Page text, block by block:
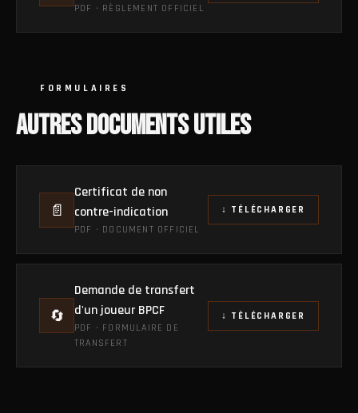
PDF · RÈGLEMENT OFFICIEL
FORMULAIRES
AUTRES DOCUMENTS UTILES
📄
Certificat de non
contre-indication
PDF · DOCUMENT OFFICIEL
↓ TÉLÉCHARGER
🔄
Demande de transfert
d'un joueur BPCF
PDF · FORMULAIRE DE
TRANSFERT
↓ TÉLÉCHARGER